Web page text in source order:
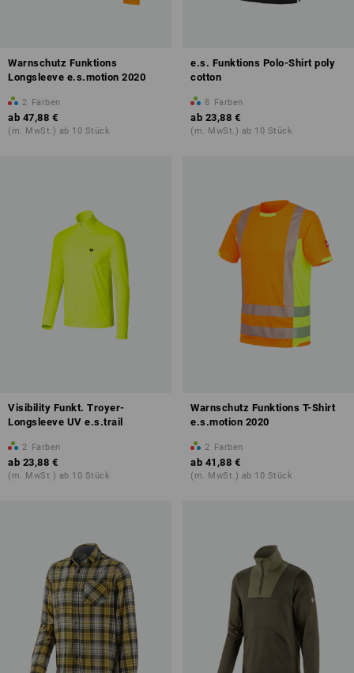
Warnschutz Funktions
Longsleeve e.s.motion 2020
2 Farben
ab 47,88 €
(m. MwSt.) ab 10 Stück
e.s. Funktions Polo-Shirt poly
cotton
8 Farben
ab 23,88 €
(m. MwSt.) ab 10 Stück
Visibility Funkt. Troyer-
Longsleeve UV e.s.trail
2 Farben
ab 23,88 €
(m. MwSt.) ab 10 Stück
Warnschutz Funktions T-Shirt
e.s.motion 2020
2 Farben
ab 41,88 €
(m. MwSt.) ab 10 Stück